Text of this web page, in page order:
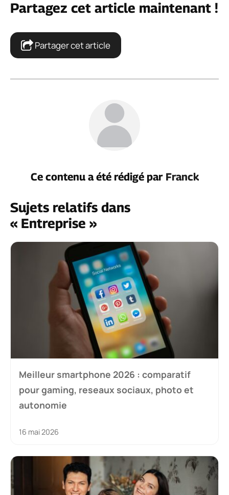
Partagez cet article maintenant !
Partager cet article
Ce contenu a été rédigé par Franck
Sujets relatifs dans
« Entreprise »
Meilleur smartphone 2026 : comparatif
pour gaming, reseaux sociaux, photo et
autonomie
16 mai 2026